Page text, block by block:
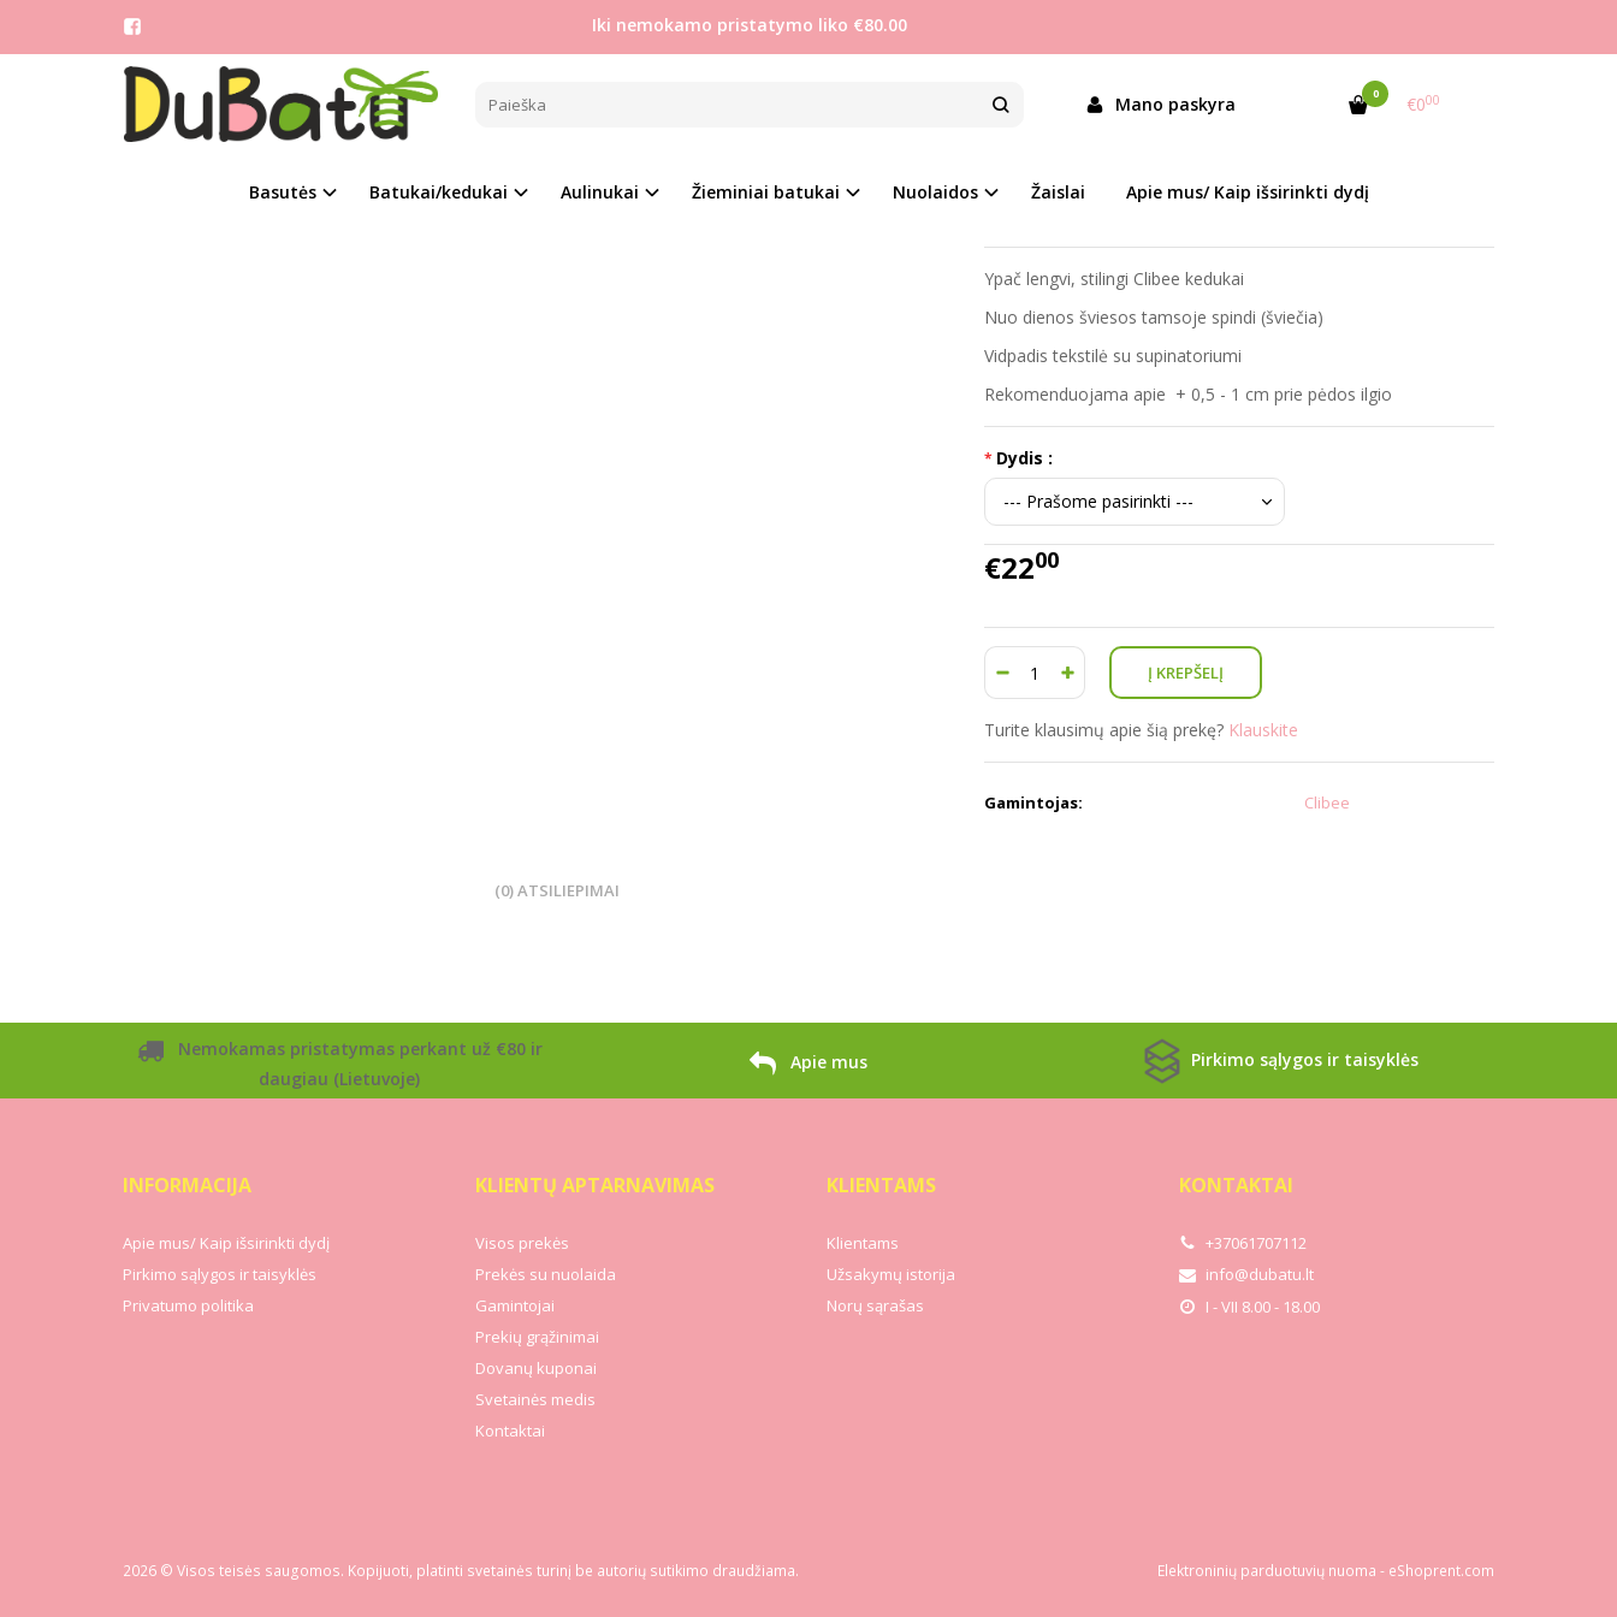
Iki nemokamo pristatymo liko €80.00
Mano paskyra 0 €000
Basutės Batukai/kedukai Aulinukai Žieminiai batukai Nuolaidos Žaislai Apie mus/ Kaip išsirinkti dydį
CLIBEE 27-38 KEDUKAI ŠVIEČIANTYS TAMSOJE
Į PALYGINIMĄ Į NORŲ SĄRAŠĄ
Prekės kodas:
LB995/LC996 Pink
Ypač lengvi, stilingi Clibee kedukai
Nuo dienos šviesos tamsoje spindi (šviečia)
Vidpadis tekstilė su supinatoriumi
Rekomenduojama apie + 0,5 - 1 cm prie pėdos ilgio
Dydis :
€2200
Turite klausimų apie šią prekę? Klauskite
Gamintojas: Clibee
(0) ATSILIEPIMAI
Nemokamas pristatymas perkant už €80 ir
daugiau (Lietuvoje)
Apie mus Pirkimo sąlygos ir taisyklės
INFORMACIJA
Apie mus/ Kaip išsirinkti dydį
Pirkimo sąlygos ir taisyklės
Privatumo politika
KLIENTŲ APTARNAVIMAS
Visos prekės
Prekės su nuolaida
Gamintojai
Prekių grąžinimai
Dovanų kuponai
Svetainės medis
Kontaktai
KLIENTAMS
Klientams
Užsakymų istorija
Norų sąrašas
KONTAKTAI
+37061707112
info@dubatu.lt
I - VII 8.00 - 18.00
2026 © Visos teisės saugomos. Kopijuoti, platinti svetainės turinį be autorių sutikimo draudžiama. Elektroninių parduotuvių nuoma - eShoprent.com